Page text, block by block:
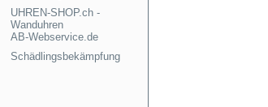
UHREN-SHOP.ch -
Wanduhren
AB-Webservice.de
Schädlingsbekämpfung